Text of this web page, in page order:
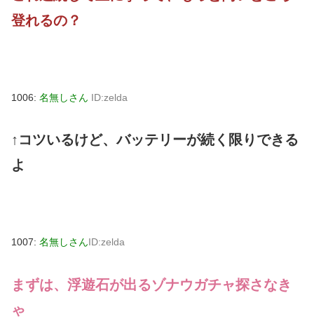
登れるの？
1006: 名無しさん ID:zelda
↑コツいるけど、バッテリーが続く限りできる
よ
1007: 名無しさんID:zelda
まずは、浮遊石が出るゾナウガチャ探さなき
ゃ